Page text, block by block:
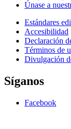
Únase a
Estándares
Accesibilidad
Declaración
Términos de
Divulgación
Síganos
Facebook